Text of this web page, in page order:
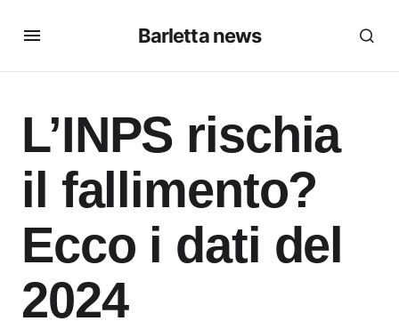
Barletta news
L’INPS rischia
il fallimento?
Ecco i dati del
2024